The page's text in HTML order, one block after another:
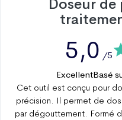
Doseur
5,0 /5
ExcellentBasé
Cet outil est conçu pour
précision. Il permet de
par dégouttement. Formé